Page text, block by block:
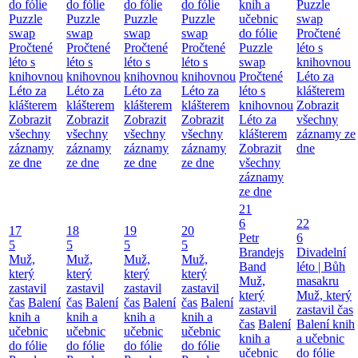
do fólie
Puzzle
swap
Pročtené
léto s
knihovnou
Léto za
klášterem
Zobrazit
všechny
záznamy
ze dne
do fólie
Puzzle
swap
Pročtené
léto s
knihovnou
Léto za
klášterem
Zobrazit
všechny
záznamy
ze dne
do fólie
Puzzle
swap
Pročtené
léto s
knihovnou
Léto za
klášterem
Zobrazit
všechny
záznamy
ze dne
do fólie
Puzzle
swap
Pročtené
léto s
knihovnou
Léto za
klášterem
Zobrazit
všechny
záznamy
ze dne
knih a
učebnic
do fólie
Puzzle
swap
Pročtené
léto s
knihovnou
Léto za
klášterem
Zobrazit
všechny
záznamy
ze dne
Puzzle
swap
Pročtené
léto s
knihovnou
Léto za
klášterem
Zobrazit
všechny
záznamy ze
dne
17
5
Muž,
který
zastavil
čas Balení
knih a
učebnic
do fólie
18
5
Muž,
který
zastavil
čas Balení
knih a
učebnic
do fólie
19
5
Muž,
který
zastavil
čas Balení
knih a
učebnic
do fólie
20
5
Muž,
který
zastavil
čas Balení
knih a
učebnic
do fólie
21
6
Petr
Brandejs
Band
Muž,
který
zastavil
čas Balení
knih a
učebnic
22
6
Divadelní
léto | Bůh
masakru
Muž, který
zastavil čas
Balení knih
a učebnic
do fólie